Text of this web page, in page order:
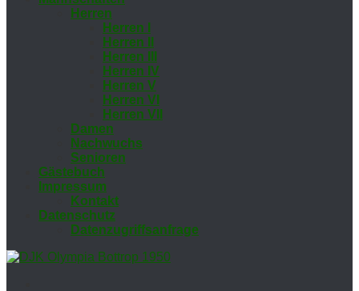
Her­ren
Her­ren I
Her­ren II
Her­ren III
Her­ren IV
Her­ren V
Her­ren VI
Her­ren VII
Da­men
Nach­wuchs
Se­nio­ren
Gäs­te­buch
Im­pres­sum
Kon­takt
Da­ten­schutz
Da­ten­zu­griffs­an­fra­ge